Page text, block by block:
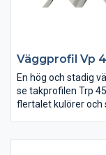
Väggprofil Vp
En hög och stadig
se takprofilen Trp
flertalet kulörer och